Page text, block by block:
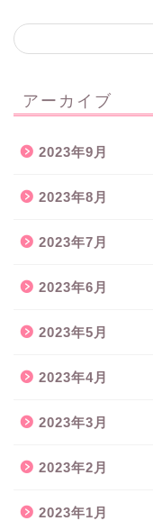
アーカイブ
2023年9月
2023年8月
2023年7月
2023年6月
2023年5月
2023年4月
2023年3月
2023年2月
2023年1月